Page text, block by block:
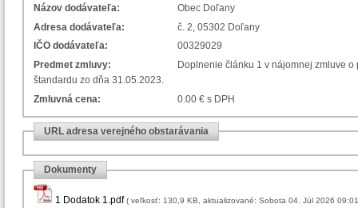
Názov dodávateľa:
Obec Doľany
Adresa dodávateľa:
č. 2, 05302 Doľany
IČO dodávateľa:
00329029
Predmet zmluvy:
Doplnenie článku 1 v nájomnej zmluve
štandardu zo dňa 31.05.2023.
Zmluvná cena:
0.00 € s DPH
URL adresa verejného obstarávania
Dokumenty
1 Dodatok 1.pdf ( veľkosť: 130,9 KB, aktualizované: Sobota 04. Júl 2026